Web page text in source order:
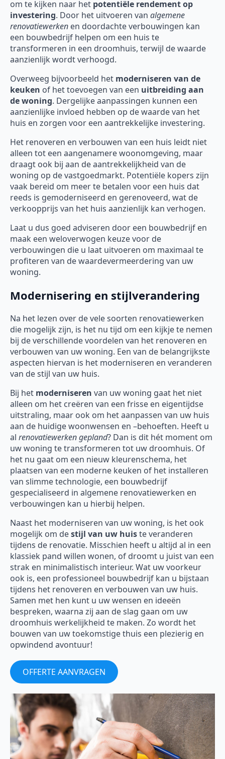
om te kijken naar het potentiële rendement op
investering. Door het uitvoeren van algemene
renovatiewerken en doordachte verbouwingen kan
een bouwbedrijf helpen om een huis te
transformeren in een droomhuis, terwijl de waarde
aanzienlijk wordt verhoogd.
Overweeg bijvoorbeeld het moderniseren van de
keuken of het toevoegen van een uitbreiding aan
de woning. Dergelijke aanpassingen kunnen een
aanzienlijke invloed hebben op de waarde van het
huis en zorgen voor een aantrekkelijke investering.
Het renoveren en verbouwen van een huis leidt niet
alleen tot een aangenamere woonomgeving, maar
draagt ook bij aan de aantrekkelijkheid van de
woning op de vastgoedmarkt. Potentiële kopers zijn
vaak bereid om meer te betalen voor een huis dat
reeds is gemoderniseerd en gerenoveerd, wat de
verkoopprijs van het huis aanzienlijk kan verhogen.
Laat u dus goed adviseren door een bouwbedrijf en
maak een weloverwogen keuze voor de
verbouwingen die u laat uitvoeren om maximaal te
profiteren van de waardevermeerdering van uw
woning.
Modernisering en stijlverandering
Na het lezen over de vele soorten renovatiewerken
die mogelijk zijn, is het nu tijd om een kijkje te nemen
bij de verschillende voordelen van het renoveren en
verbouwen van uw woning. Een van de belangrijkste
aspecten hiervan is het moderniseren en veranderen
van de stijl van uw huis.
Bij het moderniseren van uw woning gaat het niet
alleen om het creëren van een frisse en eigentijdse
uitstraling, maar ook om het aanpassen van uw huis
aan de huidige woonwensen en –behoeften. Heeft u
al renovatiewerken gepland? Dan is dit hét moment om
uw woning te transformeren tot uw droomhuis. Of
het nu gaat om een nieuw kleurenschema, het
plaatsen van een moderne keuken of het installeren
van slimme technologie, een bouwbedrijf
gespecialiseerd in algemene renovatiewerken en
verbouwingen kan u hierbij helpen.
Naast het moderniseren van uw woning, is het ook
mogelijk om destijl van uw huiste veranderen
tijdens de renovatie. Misschien heeft u altijd al in een
klassiek pand willen wonen, of droomt u juist van een
strak en minimalistisch interieur. Wat uw voorkeur
ook is, een professioneel bouwbedrijf kan u bijstaan
tijdens het renoveren en verbouwen van uw huis.
Samen met hen kunt u uw wensen en ideeën
bespreken, waarna zij aan de slag gaan om uw
droomhuis werkelijkheid te maken. Zo wordt het
bouwen van uw toekomstige thuis een plezierig en
opwindend avontuur!
OFFERTE AANVRAGEN